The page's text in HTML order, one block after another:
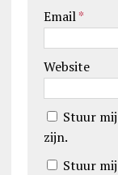
Email*
Website
Stuur
zijn.
Stuur